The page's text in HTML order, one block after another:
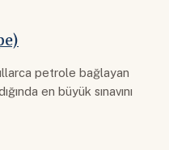
petrole bağlayan
en büyük sınavını